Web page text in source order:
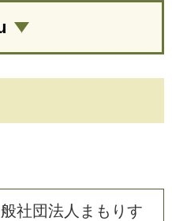
社団法人まもりす